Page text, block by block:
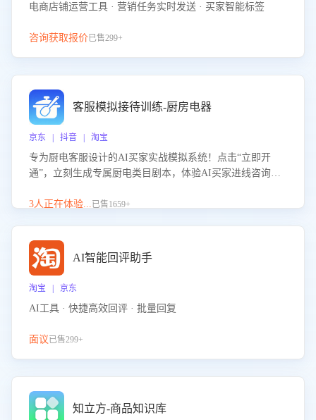
电商店铺运营工具 · 营销任务实时发送 · 买家智能标签
咨询获取报价已售299+
客服模拟接待训练-厨房电器
京东 | 抖音 | 淘宝
专为厨电客服设计的AI买家实战模拟系统！点击“立即开
通”，立刻生成专属厨电类目剧本，体验AI买家进线咨询真
实场景应对技巧！
3人正在体验...已售1659+
AI智能回评助手
淘宝 | 京东
AI工具 · 快捷高效回评 · 批量回复
面议已售299+
知立方-商品知识库